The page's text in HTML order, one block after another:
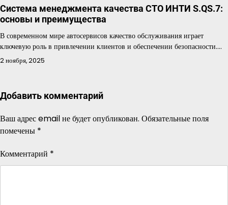
Система менеджмента качества СТО ИНТИ S.QS.7:
основы и преимущества
В современном мире автосервисов качество обслуживания играет
ключевую роль в привлечении клиентов и обеспечении безопасности.…
2 ноября, 2025
Добавить комментарий
Ваш адрес email не будет опубликован. Обязательные поля
помечены *
Комментарий *